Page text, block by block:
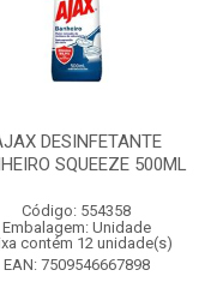
DESINFETANTE
SQUEEZE 500ML
Código: 554358
Embalagem: Unidade
contém 12 unidade(s)
EAN: 7509546667898